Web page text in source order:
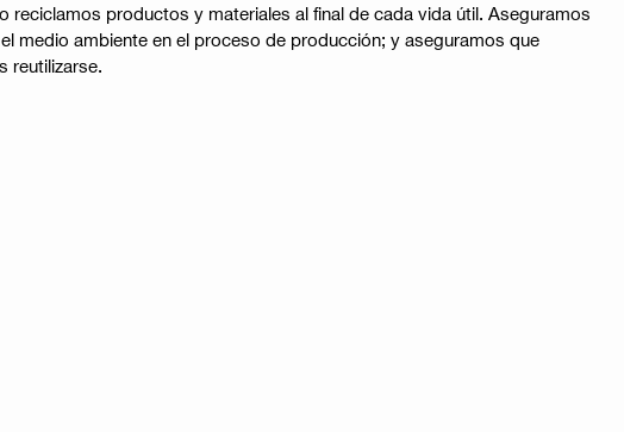
productos y materiales al final de cada vida útil. Aseguramos
medio ambiente en el proceso de producción; y aseguramos que
reutilizarse​​.